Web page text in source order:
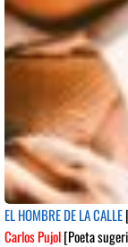
EL HOMBRE DE LA CALLE
Carlos Pujol[Poeta